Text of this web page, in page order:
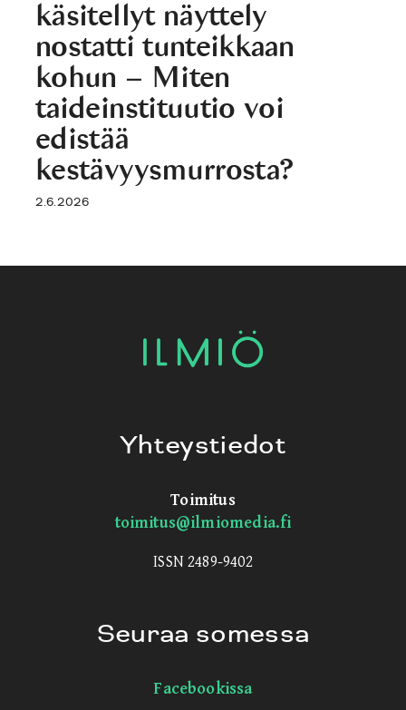
käsitellyt näyttely
nostatti tunteikkaan
kohun – Miten
taideinstituutio voi
edistää
kestävyysmurrosta?
2.6.2026
Yhteystiedot
Toimitus
toimitus@ilmiomedia.fi
ISSN 2489-9402
Seuraa somessa
Facebookissa